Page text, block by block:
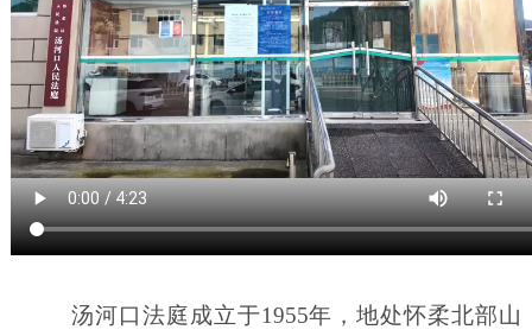
汤河口法庭成立于1955年，地处怀柔北部山